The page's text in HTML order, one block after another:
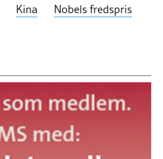
Kina Nobels fredspris